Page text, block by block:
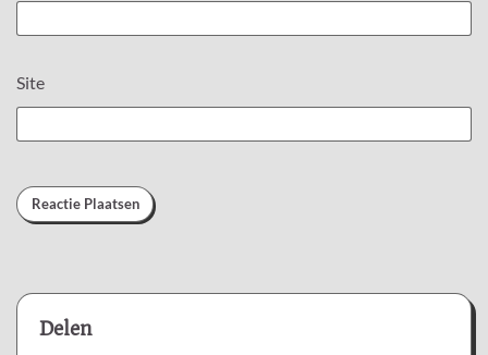
Site
Delen